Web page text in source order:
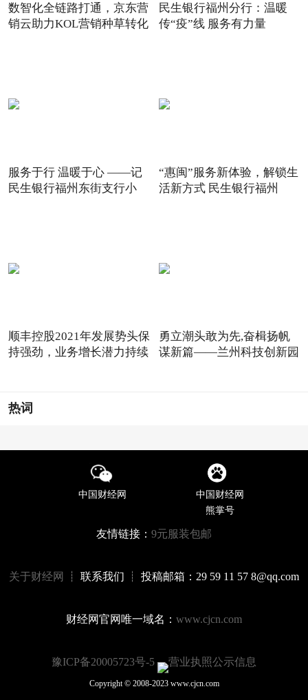
数智化全链路打通，京东营
销云助力KOL营销种草转化
民生银行福州分行：温暖
传“疫”线 服务有力量
服务于行 温暖于心 ——记
民生银行福州东街支行小
“惠闽”服务新体验，解锁生
活新方式 民生银行福州
顺丰控股2021年发展势头保
持强劲，业务增长潜力持续
勇立潮头敢为先,奋楫扬帆
谋新篇——兰州科技创新园
热词
中国财经网
中国财经网
熊掌号
友情链接： 9元服装包邮
关于财经网 ┊ 联系我们 ┊ 投稿邮箱：29 59 11 57 8@qq.com
财经网官网唯一域名： www.cjcn.com
豫ICP备20005723号-5 营业执照公示信息
Copyright © 2008-2023 www.cjcn.com